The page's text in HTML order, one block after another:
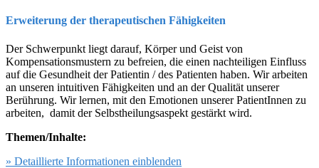
Erweiterung der therapeutischen Fähigkeiten
Der Schwerpunkt liegt darauf, Körper und Geist von
Kompensationsmustern zu befreien, die einen nachteiligen Einfluss
auf die Gesundheit der Patientin / des Patienten haben. Wir arbeiten
an unseren intuitiven Fähigkeiten und an der Qualität unserer
Berührung. Wir lernen, mit den Emotionen unserer PatientInnen zu
arbeiten, damit der Selbstheilungsaspekt gestärkt wird.
Themen/Inhalte:
» Detaillierte Informationen einblenden